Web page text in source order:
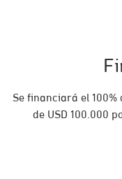
Se financiará el
de USD 100.000